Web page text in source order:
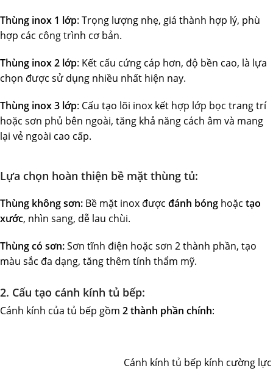
Thùng inox 1 lớp: Trọng lượng nhẹ, giá thành hợp lý, phù
hợp các công trình cơ bản.
Thùng inox 2 lớp: Kết cấu cứng cáp hơn, độ bền cao, là lựa
chọn được sử dụng nhiều nhất hiện nay.
Thùng inox 3 lớp: Cấu tạo lõi inox kết hợp lớp bọc trang trí
hoặc sơn phủ bên ngoài, tăng khả năng cách âm và mang
lại vẻ ngoài cao cấp.
Lựa chọn hoàn thiện bề mặt thùng tủ:
Thùng không sơn: Bề mặt inox được đánh bóng hoặc tạo
xước, nhìn sang, dễ lau chùi.
Thùng có sơn:Sơn tĩnh điện hoặc sơn 2 thành phần, tạo
màu sắc đa dạng, tăng thêm tính thẩm mỹ.
2. Cấu tạo cánh kính tủ bếp:
Cánh kính của tủ bếp gồm 2 thành phần chính:
Cánh kính tủ bếp kính cường